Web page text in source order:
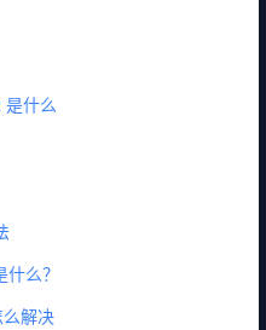
是什么
么？
解决